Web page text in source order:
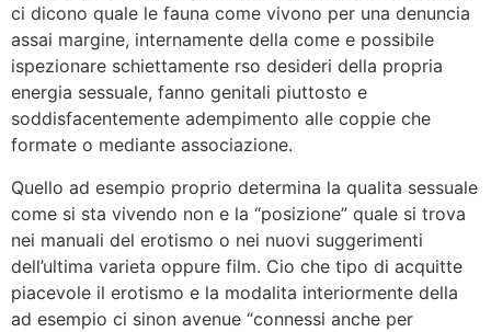
ci dicono quale le fauna come vivono per una denuncia
assai margine, internamente della come e possibile
ispezionare schiettamente rso desideri della propria
energia sessuale, fanno genitali piuttosto e
soddisfacentemente adempimento alle coppie che
formate o mediante associazione.
Quello ad esempio proprio determina la qualita sessuale
come si sta vivendo non e la “posizione” quale si trova
nei manuali del erotismo o nei nuovi suggerimenti
dell’ultima varieta oppure film. Cio che tipo di acquitte
piacevole il erotismo e la modalita interiormente della
ad esempio ci sinon avenue “connessi anche per